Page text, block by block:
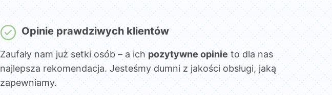
Opinie prawdziwych klientów
Zaufały nam już setki osób – a ichpozytywne opinie to dla nas
najlepsza rekomendacja. Jesteśmy dumni z jakości obsługi, jaką
zapewniamy.